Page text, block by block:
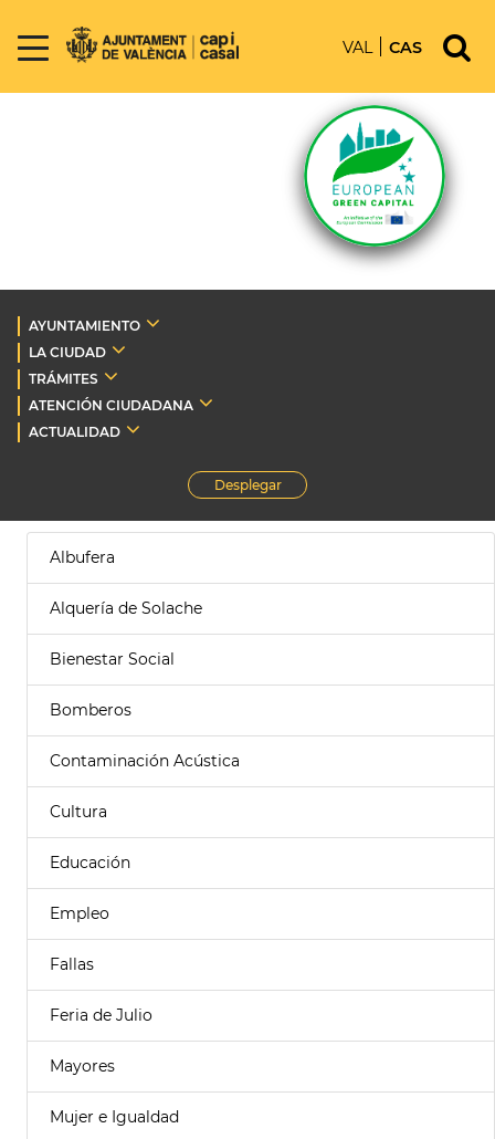
VAL CAS
AYUNTAMIENTO
LA CIUDAD
TRÁMITES
ATENCIÓN CIUDADANA
ACTUALIDAD
Desplegar
Albufera
Alquería de Solache
Bienestar Social
Bomberos
Contaminación Acústica
Cultura
Educación
Empleo
Fallas
Feria de Julio
Mayores
Mujer e Igualdad